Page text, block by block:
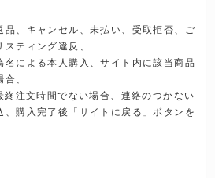
品、キャンセル、未払い、受取拒否、ご
ティング違反、
名による本人購入、サイト内に該当商品
、
終注文時間でない場合、連絡のつかない
、購入完了後「サイトに戻る」ボタンを